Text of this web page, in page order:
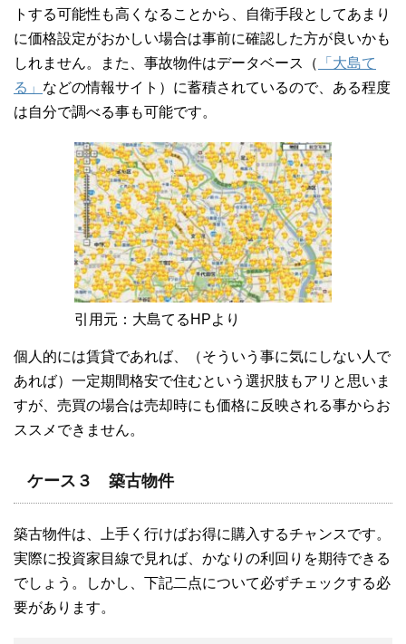
トする可能性も高くなることから、自衛手段としてあまり
に価格設定がおかしい場合は事前に確認した方が良いかも
しれません。また、事故物件はデータベース（
「大島て
る」 などの情報サイト）に蓄積されているので、ある程度
は自分で調べる事も可能です。
引用元：大島てるHPより
個人的には賃貸であれば、（そういう事に気にしない人で
あれば）一定期間格安で住むという選択肢もアリと思いま
すが、売買の場合は売却時にも価格に反映される事からお
ススメできません。
ケース３ 築古物件
築古物件は、上手く行けばお得に購入するチャンスです。
実際に投資家目線で見れば、かなりの利回りを期待できる
でしょう。しかし、下記二点について必ずチェックする必
要があります。